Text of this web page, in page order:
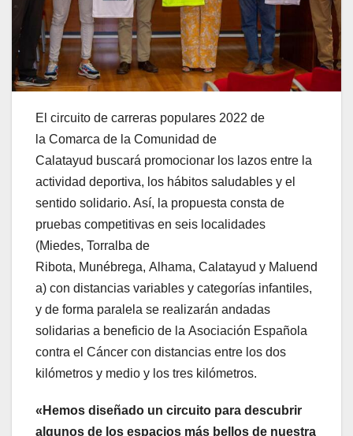
El circuito de carreras populares 2022 de
la Comarca de la Comunidad de
Calatayud buscará promocionar los lazos entre la
actividad deportiva, los hábitos saludables y el
sentido solidario. Así, la propuesta consta de
pruebas competitivas en seis localidades
(Miedes, Torralba de
Ribota, Munébrega, Alhama, Calatayud y Maluend
a) con distancias variables y categorías infantiles,
y de forma paralela se realizarán andadas
solidarias a beneficio de la Asociación Española
contra el Cáncer con distancias entre los dos
kilómetros y medio y los tres kilómetros.
«Hemos diseñado un circuito para descubrir
algunos de los espacios más bellos de nuestra